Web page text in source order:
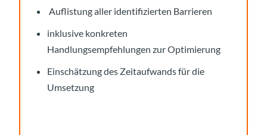
Auflistung aller identifizierten Barrieren
inklusive konkreten
Handlungsempfehlungen zur Optimierung
Einschätzung des Zeitaufwands für die
Umsetzung